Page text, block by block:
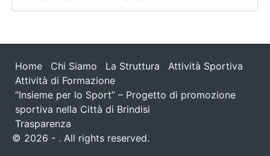
Home Chi Siamo La Struttura
Attività Sportiva
Attività di Formazione
“Insieme per lo Sport” – Progetto di promozione
sportiva nella Città di Brindisi
Trasparenza
© 2026 - . All rights reserved.